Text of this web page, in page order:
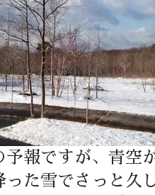
予報ですが、青空
った雪でさっと久